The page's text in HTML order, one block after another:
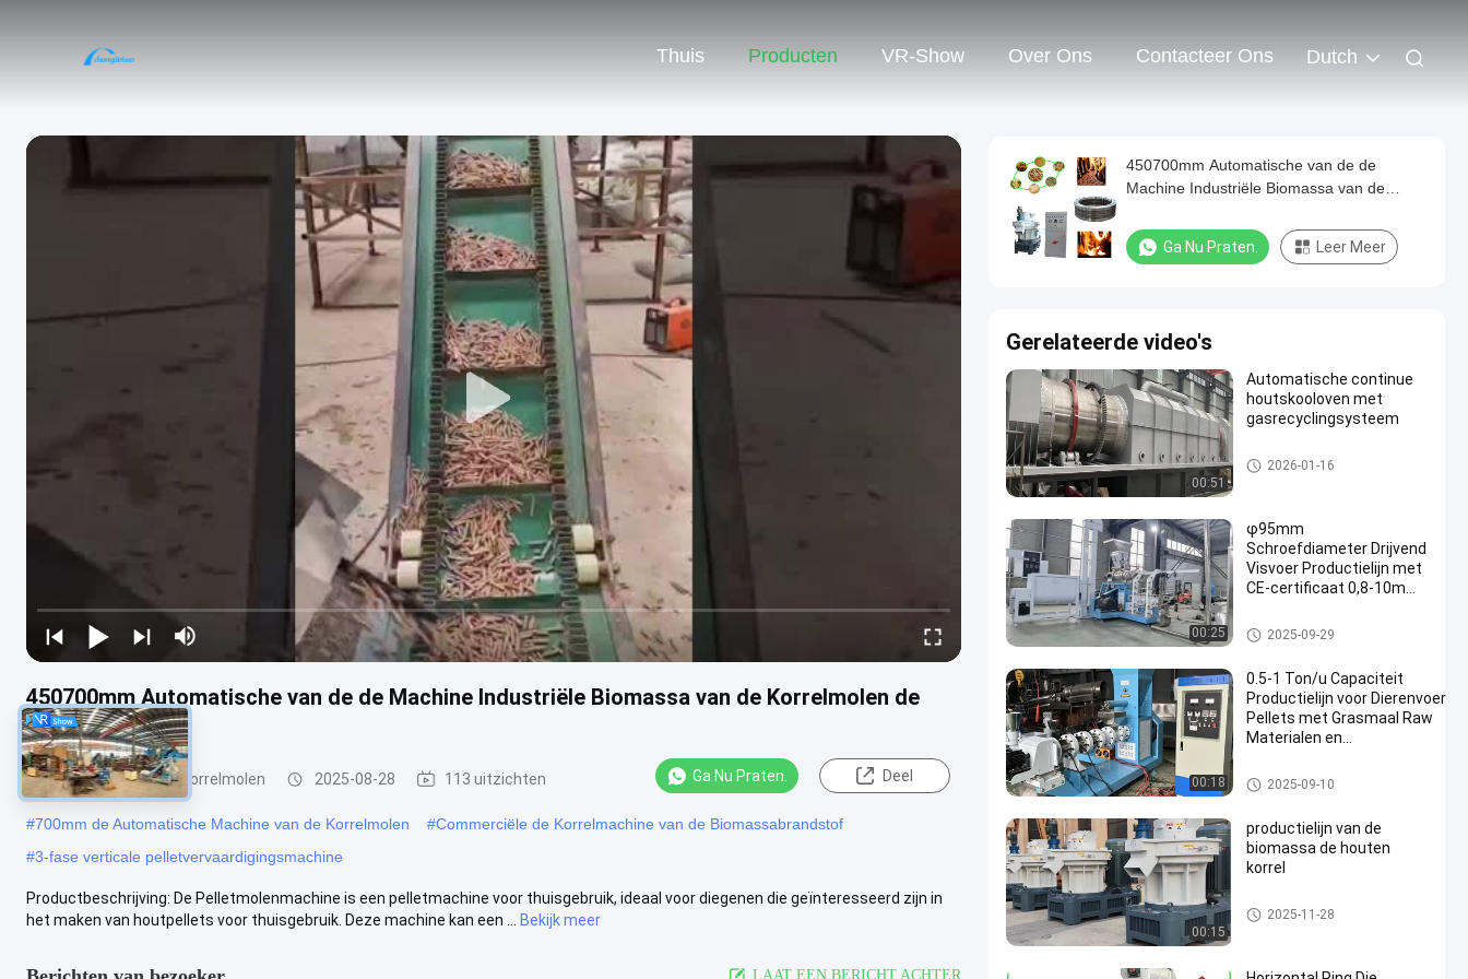
Thuis Producten VR-Show Over Ons Contacteer Ons Dutch
450700mm Automatische van de de Machine Industriële Biomassa van de Korrelmolen de
Korrelmachine
De Machine van de korrelmolen 2025-08-28 113 uitzichten Ga Nu Praten. Deel
#700mm de Automatische Machine van de Korrelmolen #Commerciële de Korrelmachine van de Biomassabrandstof
#3-fase verticale pelletvervaardigingsmachine
Productbeschrijving: De Pelletmolenmachine is een pelletmachine voor thuisgebruik, ideaal voor diegenen die geïnteresseerd zijn in
het maken van houtpellets voor thuisgebruik. Deze machine kan een ...
Bekijk meer
LAAT EEN BERICHT ACHTER
450700mm Automatische van de de
Machine Industriële Biomassa van de
Ga Nu Praten. Leer Meer
Gerelateerde video's
00:51
Automatische continue
houtskooloven met
gasrecyclingsysteem
De Machine van het biomassa
briketteren
2026-01-16
00:25
φ95mm
Schroefdiameter Drijvend
Visvoer Productielijn met
CE-certificaat 0,8-10mm
De drijvende Productielijn van
het Vissenvoer
2025-09-29
00:18
0.5-1 Ton/u Capaciteit
Productielijn voor Dierenvoer
Pellets met Grasmaal Raw
Materialen en
De drijvende Productielijn van het Vis
senvoer
2025-09-10
00:15
productielijn van de
biomassa de houten
korrel
De Machine van de korrelmole
n
2025-11-28